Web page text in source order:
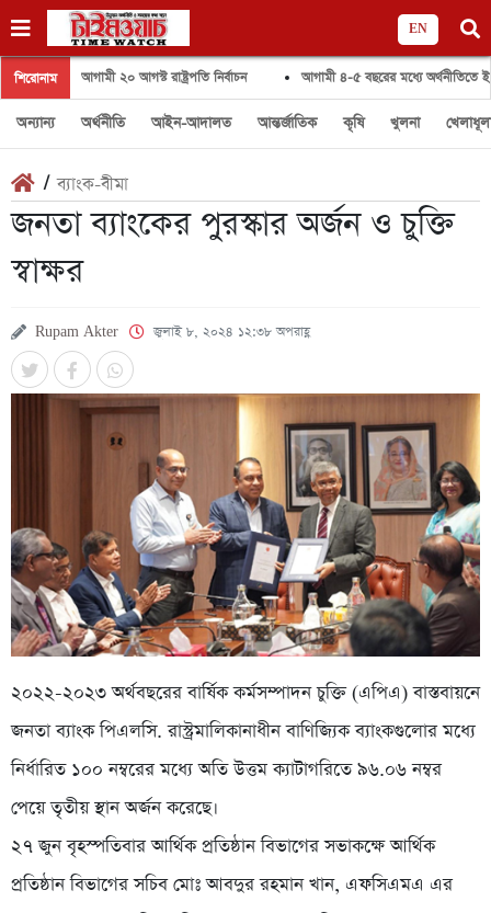
EN
শিরোনামআগামী ২০ আগস্ট রাষ্ট্রপতি নির্বাচন আগামী ৪-৫ বছরের মধ্যে অর্থনীতিতে ইতিবাচক
অন্যান্য অর্থনীতি আইন-আদালত আন্তর্জাতিক কৃষি খুলনা
/ব্যাংক-বীমা
জনতা ব্যাংকের পুরস্কার অর্জন ও চুক্তি
স্বাক্ষর
Rupam Akter জুলাই ৮, ২০২৪ ১২:৩৮ অপরাহ্ণ
২০২২-২০২৩ অর্থবছরের বার্ষিক কর্মসম্পাদন চুক্তি (এপিএ) বাস্তবায়নে
জনতা ব্যাংক পিএলসি. রাস্ট্রমালিকানাধীন বাণিজ্যিক ব্যাংকগুলোর মধ্যে
নির্ধারিত ১০০ নম্বরের মধ্যে অতি উত্তম ক্যাটাগরিতে ৯৬.০৬ নম্বর
পেয়ে তৃতীয় স্থান অর্জন করেছে।
২৭ জুন বৃহস্পতিবার আর্থিক প্রতিষ্ঠান বিভাগের সভাকক্ষে আর্থিক
প্রতিষ্ঠান বিভাগের সচিব মোঃ আবদুর রহমান খান, এফসিএমএ এর